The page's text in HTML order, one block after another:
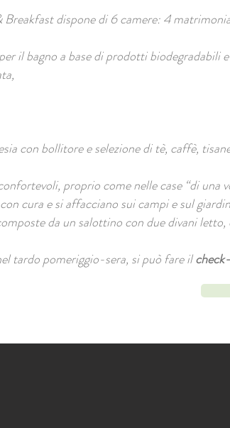
Breakfast dispone di 6 camere: 4
il bagno a base di prodotti biodegradabili
con bollitore e selezione di tè, caffè,
proprio come nelle case “di una
cura e si affacciano sui campi e sul
da un salottino con due divani
tardo pomeriggio-sera, si può fare il